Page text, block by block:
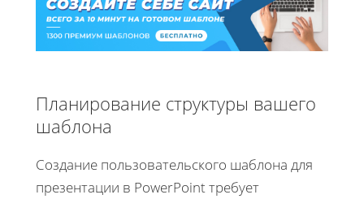
Планирование структуры вашего
шаблона
Создание пользовательского шаблона для
презентации в PowerPoint требует